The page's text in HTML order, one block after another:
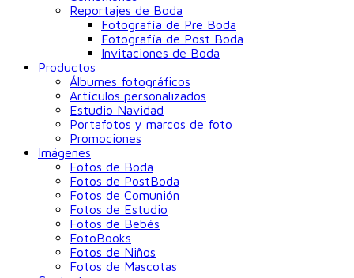
Reportajes de Boda
Fotografía de Pre Boda
Fotografía de Post Boda
Invitaciones de Boda
Productos
Álbumes fotográficos
Artículos personalizados
Estudio Navidad
Portafotos y marcos de foto
Promociones
Imágenes
Fotos de Boda
Fotos de PostBoda
Fotos de Comunión
Fotos de Estudio
Fotos de Bebés
FotoBooks
Fotos de Niños
Fotos de Mascotas